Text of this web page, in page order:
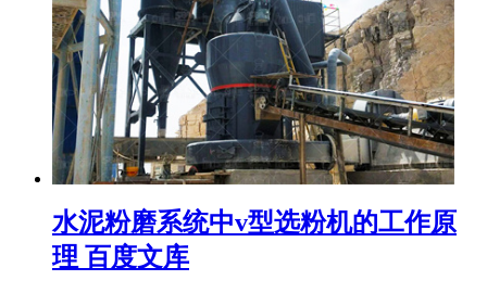
水泥粉磨系统中v型选粉机的工作原
理 百度文库